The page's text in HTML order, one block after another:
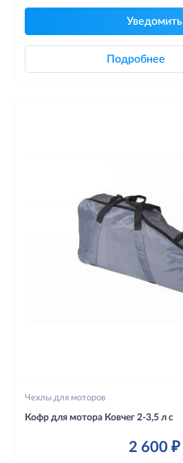
Уведомить
Подробнее
Чехлы для моторов
Кофр для мотора Ковчег 2-3,5 л с
2 600 ₽